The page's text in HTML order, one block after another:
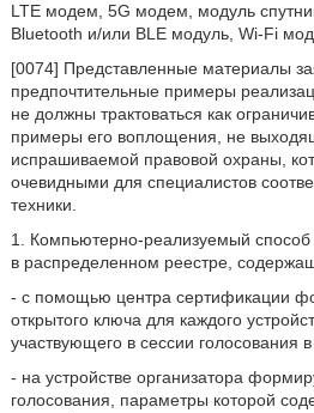
LTE модем, 5G модем, модуль
Bluetooth и/или BLE модуль, Wi-Fi
[0074] Представленные материалы
предпочтительные примеры
не должны трактоваться как
примеры его воплощения, не
испрашиваемой правовой охраны,
очевидными для специалистов
техники.
1. Компьютерно-реализуемый способ
в распределенном реестре,
- с помощью центра сертификации
открытого ключа для каждого
участвующего в сессии голосования
- на устройстве организатора
голосования, параметры которой